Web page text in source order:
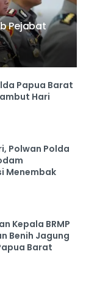
Pejabat
Papua Barat
Hari
Polwan Polda
Menembak
Kepala BRMP
Benih Jagung
Barat